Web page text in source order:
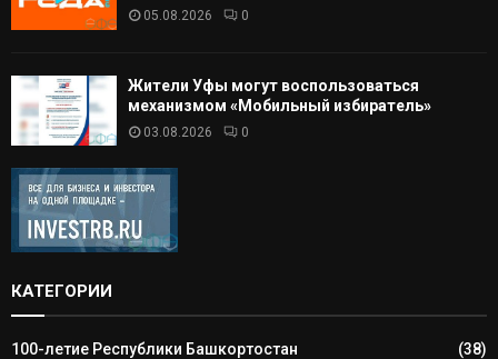
05.08.2026 0
Жители Уфы могут воспользоваться
механизмом «Мобильный избиратель»
03.08.2026 0
КАТЕГОРИИ
100-летие Республики Башкортостан
(38)